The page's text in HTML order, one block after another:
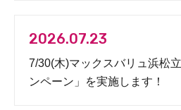
2026.07.23
7/30(木)マックスバリュ浜松
ンペーン」を実施します！